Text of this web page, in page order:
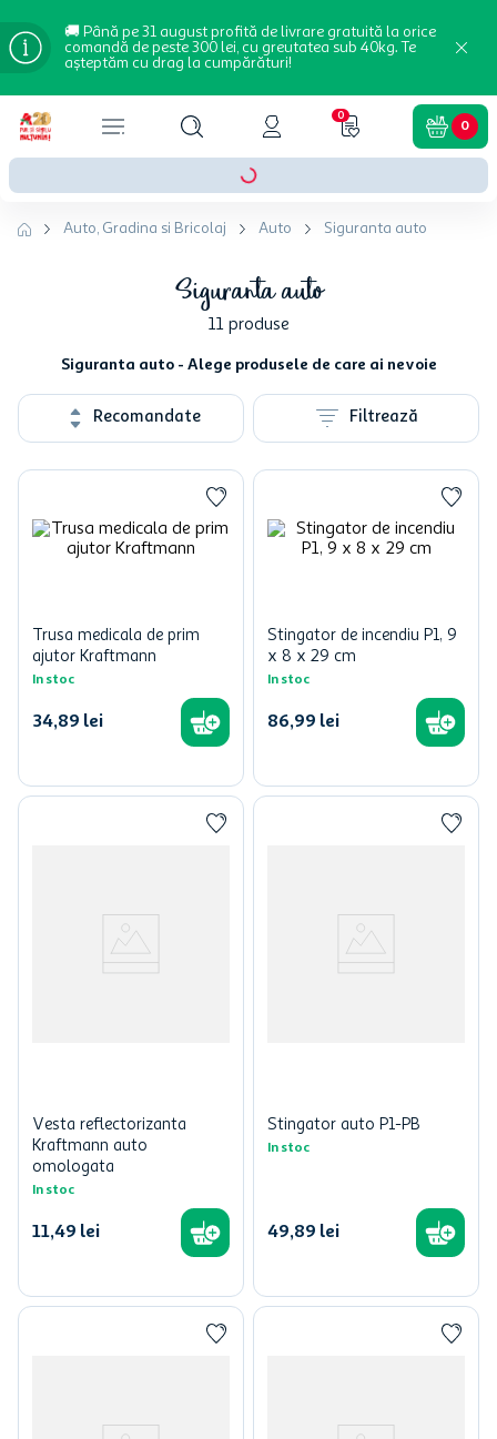
🚚 Până pe 31 august profită de livrare gratuită la orice
comandă de peste 300 lei, cu greutatea sub 40kg. Te
așteptăm cu drag la cumpărături!
0
0
Auto, Gradina si Bricolaj Auto Siguranta auto
Siguranta auto
11 produse
Siguranta auto - Alege produsele de care ai nevoie
Recomandate Filtrează
Trusa medicala de prim
ajutor Kraftmann
In stoc
34,89 lei
Stingator de incendiu P1, 9
x 8 x 29 cm
In stoc
86,99 lei
Vesta reflectorizanta
Kraftmann auto
omologata
In stoc
11,49 lei
Stingator auto P1-PB
In stoc
49,89 lei